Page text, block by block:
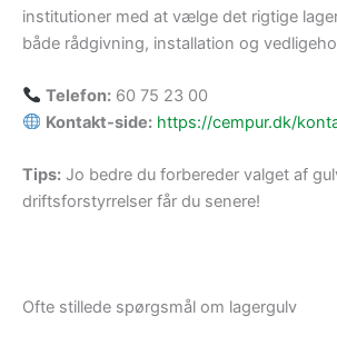
institutioner med at vælge det rigtige
både rådgivning, installation og
Telefon:60 75 23 00
Kontakt-side:https://cempur.dk/
Tips: Jo bedre du forbereder valget af
driftsforstyrrelser får du senere!
Ofte stillede spørgsmål om lagergulv